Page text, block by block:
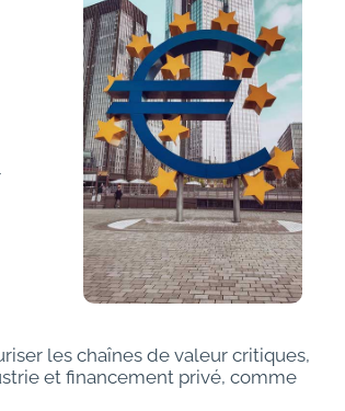
les chaînes de valeur critiques,
et financement privé, comme